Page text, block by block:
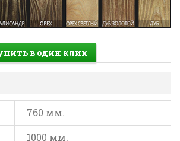
760 мм.
1000 мм.